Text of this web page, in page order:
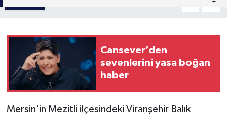
- +
Cansever’den
sevenlerini yasa boğan
haber
Mersin'in Mezitli ilçesindeki Viranşehir Balık